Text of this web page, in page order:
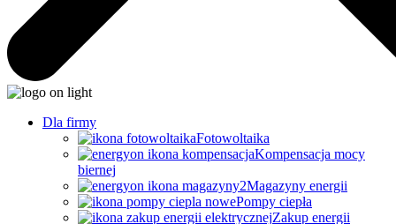
Dla firmy
Fotowoltaika
Kompensacja mocy
biernej
Magazyny energii
Pompy ciepła
Zakup energii